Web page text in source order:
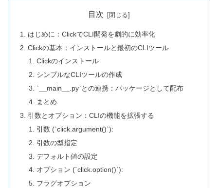
目次
はじめに：ClickでCLI開発を劇的に効率化
Clickの基本：インストールと最初のCLIツール
Clickのインストール
シンプルなCLIツールの作成
`__main__.py`との連携：パッケージとして配布
まとめ
引数とオプション：CLIの機能を拡張する
引数 (`click.argument()`):
引数の型指定
デフォルト値の設定
オプション (`click.option()`):
フラグオプション